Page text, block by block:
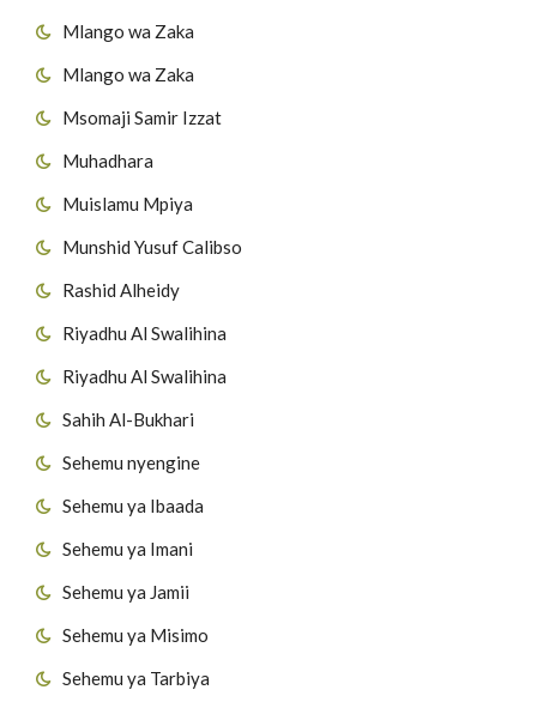
Mlango wa Zaka
Mlango wa Zaka
Msomaji Samir Izzat
Muhadhara
Muislamu Mpiya
Munshid Yusuf Calibso
Rashid Alheidy
Riyadhu Al Swalihina
Riyadhu Al Swalihina
Sahih Al-Bukhari
Sehemu nyengine
Sehemu ya Ibaada
Sehemu ya Imani
Sehemu ya Jamii
Sehemu ya Misimo
Sehemu ya Tarbiya